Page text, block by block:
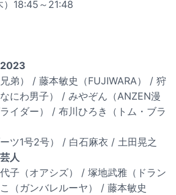
18:45～21:48
2023
弟） / 藤本敏史（FUJIWARA） / 狩
にわ男子） / みやぞん（ANZEN漫
イダー） / 布川ひろき（トム・ブラ
ツ1号2号） / 白石麻衣 / 土田晃之
人
子（オアシズ） / 塚地武雅（ドラン
（ガンバレルーヤ） / 藤本敏史